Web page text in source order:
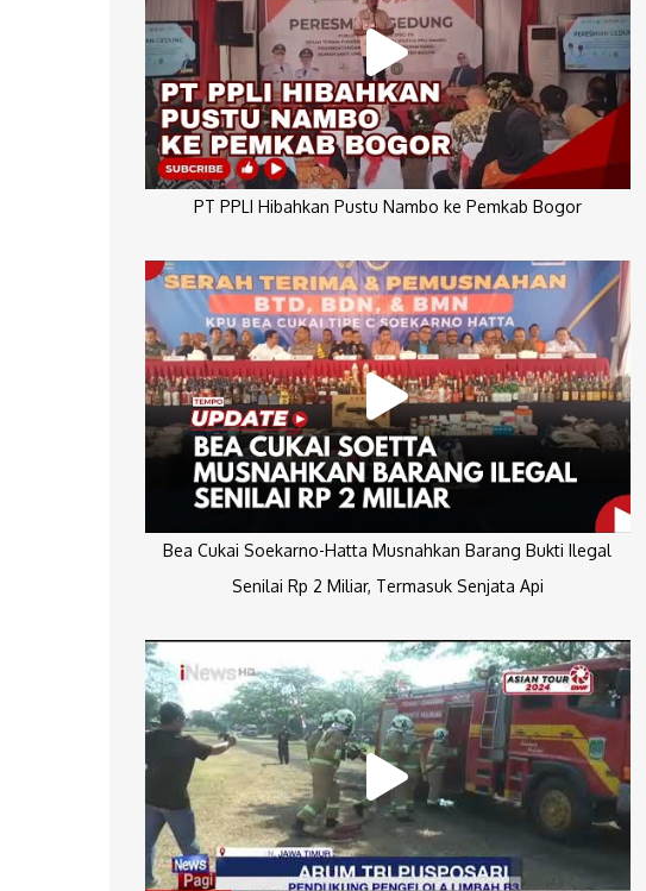
PT PPLI Hibahkan Pustu Nambo ke Pemkab Bogor
Bea Cukai Soekarno-Hatta Musnahkan Barang Bukti Ilegal
Senilai Rp 2 Miliar, Termasuk Senjata Api